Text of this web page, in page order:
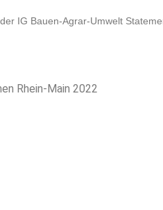
IG Bauen-Agrar-Umwelt
Rhein-Main 2022